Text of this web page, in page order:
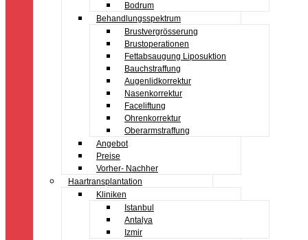
Bodrum
Behandlungsspektrum
Brustvergrösserung
Brustoperationen
Fettabsaugung Liposuktion
Bauchstraffung
Augenlidkorrektur
Nasenkorrektur
Faceliftung
Ohrenkorrektur
Oberarmstraffung
Angebot
Preise
Vorher- Nachher
Haartransplantation
Kliniken
Istanbul
Antalya
Izmir